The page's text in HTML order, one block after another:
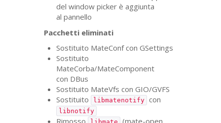
del window picker è aggiunta
al pannello
Pacchetti eliminati
Sostituito MateConf con GSettings
Sostituito
MateCorba/MateComponent
con DBus
Sostituito MateVfs conGIO/GVFS
Sostituito
libmatenotify con
libnotify